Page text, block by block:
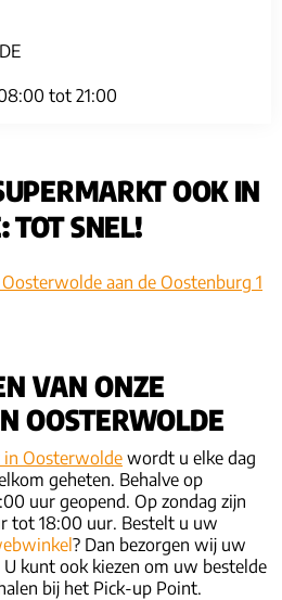
tot 21:00
OOK IN
TOT SNEL!
aan de Oostenburg 1
VAN ONZE
OOSTERWOLDE
in Oosterwoldewordt u elke dag
geheten. Behalve op
uur geopend. Op zondag zijn
tot 18:00 uur. Bestelt u uw
? Dan bezorgen wij uw
kunt ook kiezen om uw bestelde
bij het Pick-up Point.